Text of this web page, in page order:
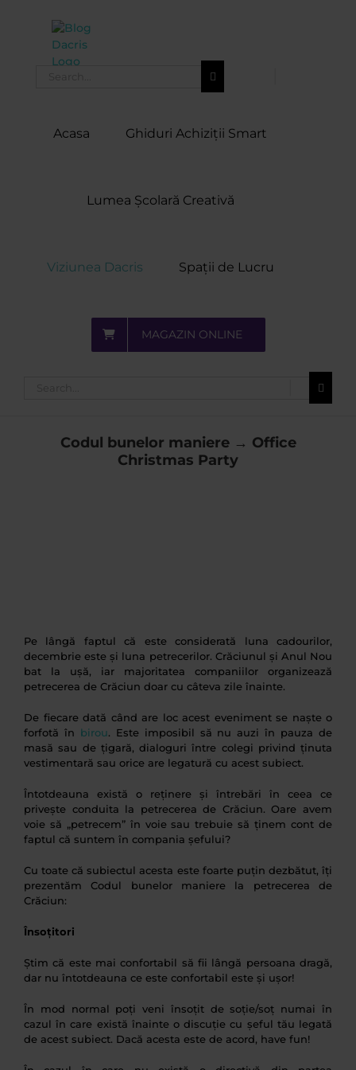
Acasa Ghiduri Achiziții Smart
Lumea Școlară Creativă
Viziunea Dacris Spații de Lucru
MAGAZIN ONLINE
Codul bunelor maniere → Office
Christmas Party
Pe lângă faptul că este considerată luna cadourilor,
decembrie este și luna petrecerilor. Crăciunul și Anul Nou
bat la ușă, iar majoritatea companiilor organizează
petrecerea de Crăciun doar cu câteva zile înainte.
De fiecare dată când are loc acest eveniment se naște o
forfotă în birou. Este imposibil să nu auzi în pauza de
masă sau de țigară, dialoguri între colegi privind ținuta
vestimentară sau orice are legatură cu acest subiect.
Întotdeauna există o reținere și întrebări în ceea ce
privește conduita la petrecerea de Crăciun. Oare avem
voie să „petrecem” în voie sau trebuie să ținem cont de
faptul că suntem în compania șefului?
Cu toate că subiectul acesta este foarte puțin dezbătut, îți
prezentăm Codul bunelor maniere la petrecerea de
Crăciun:
Însoțitori
Știm că este mai confortabil să fii lângă persoana dragă,
dar nu întotdeauna ce este confortabil este și ușor!
În mod normal poți veni însoțit de soție/soț numai în
cazul în care există înainte o discuție cu șeful tău legată
de acest subiect. Dacă acesta este de acord, have fun!